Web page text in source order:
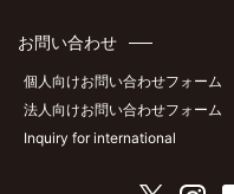
お問い合わせ
個人向けお問い合わせフォーム
法人向けお問い合わせフォーム
Inquiry for international